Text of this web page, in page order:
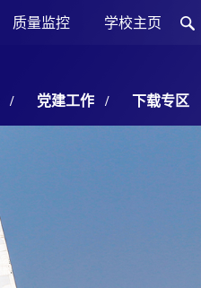
质量监控 学校主页
/ 党建工作 / 下载专区